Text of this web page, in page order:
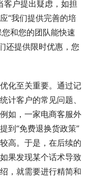
客户提出疑虑，如担
“我们提供完善的培
和您的团队能快速
还提供限时优惠，您
化至关重要。通过记
计客户的常见问题、
如，一家电商客服外
到“免费退换货政策”
高。于是，在后续的
果发现某个话术导致
，就需要进行精简和